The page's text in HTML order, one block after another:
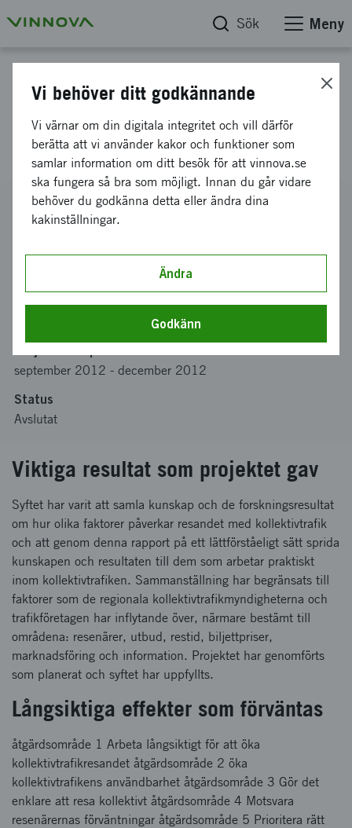
Sök Meny
Kunskapssammanställning ökat
kollektivtrafikresande
Diarienummer
2012-02994
Koordinator
WSP Analys & Strategi
Bidrag från Vinnova
september 2012 - december 2012
Status
Avslutat
Viktiga resultat som projektet gav
Syftet har varit att samla kunskap och de forskningsresultat
om hur olika faktorer påverkar resandet med kollektivtrafik
och att genom denna rapport på ett lättförståeligt sätt sprida
kunskapen och resultaten till dem som arbetar praktiskt
inom kollektivtrafiken. Sammanställning har begränsats till
faktorer som de regionala kollektivtrafikmyndigheterna och
trafikföretagen har inflytande över, närmare bestämt till
områdena: resenärer, utbud, restid, biljettpriser,
marknadsföring och information. Projektet har genomförts
som planerat och syftet har uppfyllts.
Långsiktiga effekter som förväntas
åtgärdsområde 1 Arbeta långsiktigt för att öka
kollektivtrafikresandet åtgärdsområde 2 öka
kollektivtrafikens användbarhet åtgärdsområde 3 Gör det
enklare att resa kollektivt åtgärdsområde 4 Motsvara
resenärernas förväntningar åtgärdsområde 5 Prioritera rätt
Vi behöver ditt godkännande
Vi värnar om din digitala integritet och vill därför
berätta att vi använder kakor och funktioner som
samlar information om ditt besök för att vinnova.se
ska fungera så bra som möjligt. Innan du går vidare
behöver du godkänna detta eller ändra dina
kakinställningar.
Ändra
Godkänn